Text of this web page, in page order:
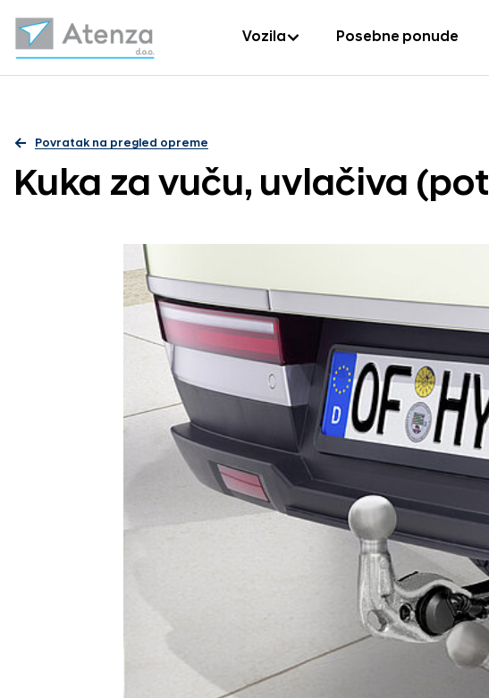
Vozila Posebne ponude
Povratak na pregled opreme
Kuka za vuču, uvlačiva